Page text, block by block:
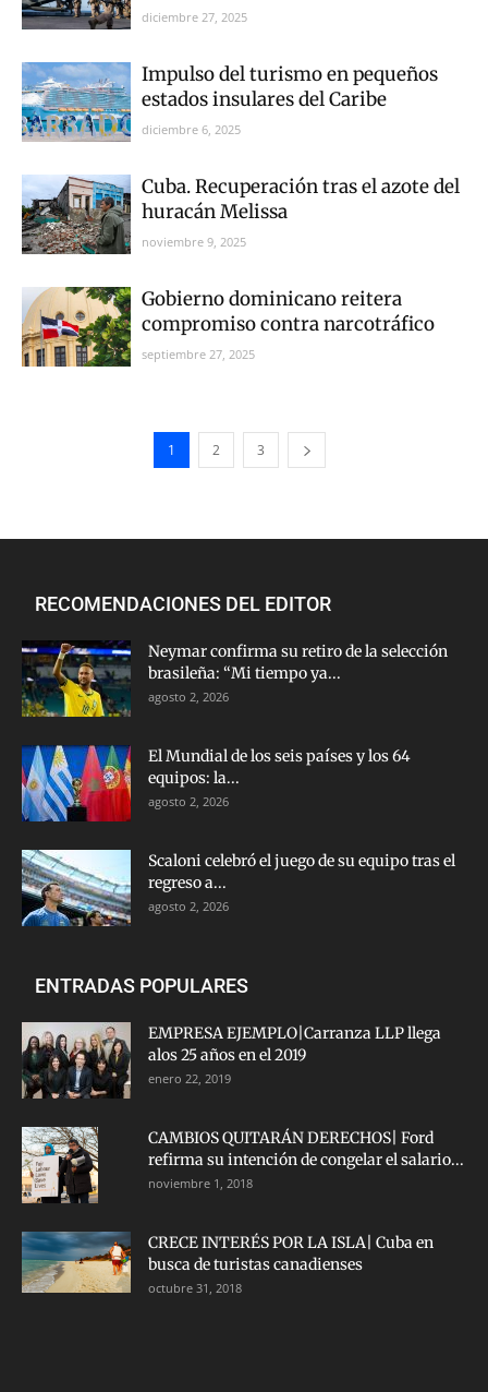
diciembre 27, 2025
Impulso del turismo en pequeños
estados insulares del Caribe
diciembre 6, 2025
Cuba. Recuperación tras el azote del
huracán Melissa
noviembre 9, 2025
Gobierno dominicano reitera
compromiso contra narcotráfico
septiembre 27, 2025
1 2 3
RECOMENDACIONES DEL EDITOR
Neymar confirma su retiro de la selección
brasileña: “Mi tiempo ya...
agosto 2, 2026
El Mundial de los seis países y los 64
equipos: la...
agosto 2, 2026
Scaloni celebró el juego de su equipo tras el
regreso a...
agosto 2, 2026
ENTRADAS POPULARES
EMPRESA EJEMPLO|Carranza LLP llega
alos 25 años en el 2019
enero 22, 2019
CAMBIOS QUITARÁN DERECHOS| Ford
refirma su intención de congelar el salario...
noviembre 1, 2018
CRECE INTERÉS POR LA ISLA| Cuba en
busca de turistas canadienses
octubre 31, 2018